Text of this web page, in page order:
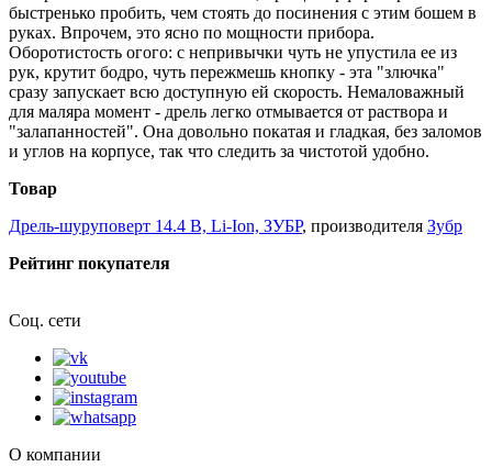
быстренько пробить, чем стоять до посинения с этим бошем в
руках. Впрочем, это ясно по мощности прибора.
Оборотистость огого: с непривычки чуть не упустила ее из
рук, крутит бодро, чуть пережмешь кнопку - эта "злючка"
сразу запускает всю доступную ей скорость. Немаловажный
для маляра момент - дрель легко отмывается от раствора и
"залапанностей". Она довольно покатая и гладкая, без заломов
и углов на корпусе, так что следить за чистотой удобно.
Товар
Дрель-шуруповерт 14.4 В, Li-Ion, ЗУБР, производителя Зубр
Рейтинг покупателя
Соц. сети
О компании